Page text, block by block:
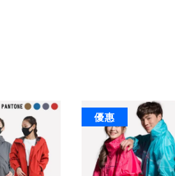
優惠